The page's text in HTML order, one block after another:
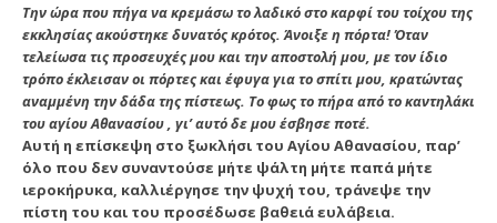
Την ώρα που πήγα να κρεμάσω το λαδικό στο καρφί του τοίχου της
εκκλησίας ακούστηκε δυνατός κρότος. Άνοιξε η πόρτα! Όταν
τελείωσα τις προσευχές μου και την αποστολή μου, με τον ίδιο
τρόπο έκλεισαν οι πόρτες και έφυγα για το σπίτι μου, κρατώντας
αναμμένη την δάδα της πίστεως. Το φως το πήρα από το καντηλάκι
του αγίου Αθανασίου , γι’ αυτό δε μου έσβησε ποτέ.
Αυτή η επίσκεψη στο ξωκλήσι του Αγίου Αθανασίου, παρ’
όλο που δεν συναντούσε μήτε ψάλτη μήτε παπά μήτε
ιεροκήρυκα, καλλιέργησε την ψυχή του, τράνεψε την
πίστη του και του προσέδωσε βαθειά ευλάβεια.